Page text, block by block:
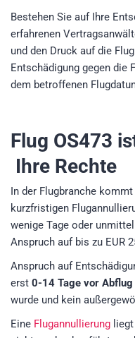
Bestehen Sie auf Ihre
erfahrenen
und den Druck auf die
Entschädigung gegen die
dem betroffenen
Flug OS473
Ihre Rechte
In der Flugbranche
kurzfristigen
wenige Tage oder
Anspruch auf bis zu EUR
Anspruch auf
erst 0-14 Tage vor Abflug
wurde und kein
Eine Flugannullierung